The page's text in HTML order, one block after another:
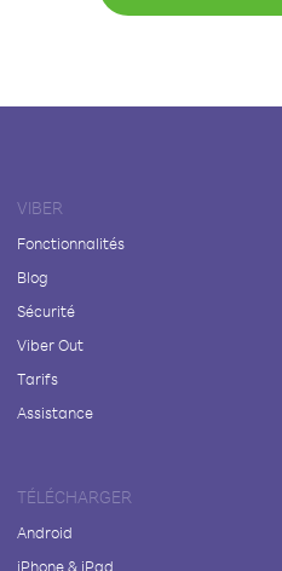
VIBER
Fonctionnalités
Blog
Sécurité
Viber Out
Tarifs
Assistance
TÉLÉCHARGER
Android
iPhone & iPad